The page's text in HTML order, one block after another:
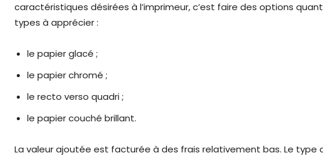
caractéristiques désirées à l’imprimeur, c’est faire des options
types à apprécier :
le papier glacé ;
le papier chromé ;
le recto verso quadri ;
le papier couché brillant.
La valeur ajoutée est facturée à des frais relativement bas. Le type